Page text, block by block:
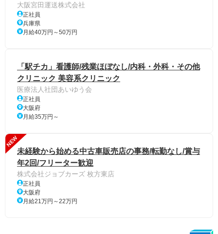
大阪宮田運送株式会社
正社員
兵庫県
月給40万円～50万円
「駅チカ」看護師/残業ほぼなし/内科・外科・その他
クリニック 美容系クリニック
医療法人社団あいゆう会
正社員
大阪府
月給35万円～
NEW
未経験から始める中古車販売店の事務/転勤なし/賞与
年2回/フリーター歓迎
株式会社ジョブカーズ 枚方東店
正社員
大阪府
月給21万円～22万円